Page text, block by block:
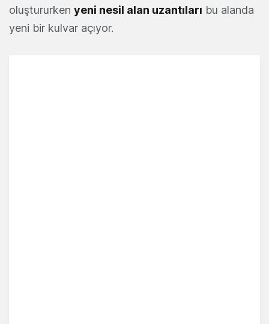
oluştururken yeni nesil alan uzantıları bu alanda
yeni bir kulvar açıyor.